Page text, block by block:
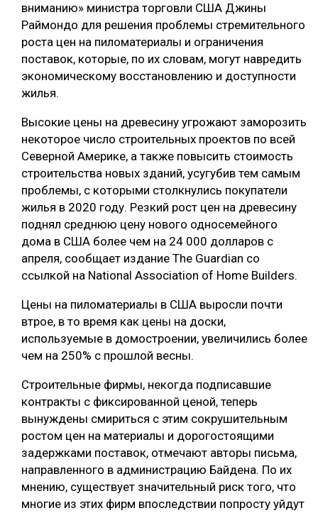
ДЕРЕВЯННОЕ ДОМОСТРОЕНИЕ
БЕЗОПАСНОЕ ПРОИЗВОДСТВО
СУШКА ДРЕВЕСИНЫ
МЕБЕЛЬНОЕ ПРОИЗВОДСТВО
вниманию» министра торговли США Джины
Раймондо для решения проблемы стремительного
роста цен на пиломатериалы и ограничения
поставок, которые, по их словам, могут навредить
экономическому восстановлению и доступности
жилья.
Высокие цены на древесину угрожают заморозить
некоторое число строительных проектов по всей
Северной Америке, а также повысить стоимость
строительства новых зданий, усугубив тем самым
проблемы, с которыми столкнулись покупатели
жилья в 2020 году. Резкий рост цен на древесину
поднял среднюю цену нового односемейного
дома в США более чем на 24 000 долларов с
апреля, сообщает издание The Guardian со
ссылкой на National Association of Home Builders.
Цены на пиломатериалы в США выросли почти
втрое, в то время как цены на доски,
используемые в домостроении, увеличились более
чем на 250% с прошлой весны.
Строительные фирмы, некогда подписавшие
контракты с фиксированной ценой, теперь
вынуждены смириться с этим сокрушительным
ростом цен на материалы и дорогостоящими
задержками поставок, отмечают авторы письма,
направленного в администрацию Байдена. По их
мнению, существует значительный риск того, что
многие из этих фирм впоследствии попросту уйдут